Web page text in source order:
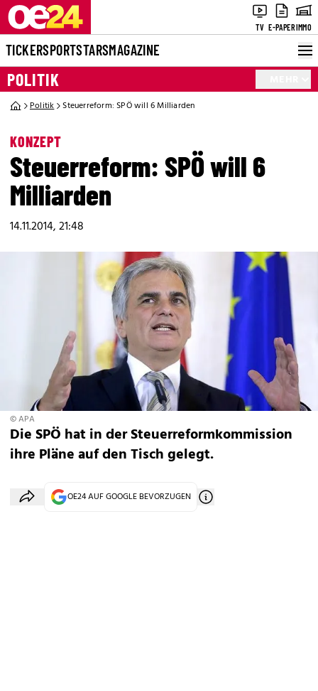
TV E-PAPERIMMO
TICKERSPORTSTARSMAGAZINE
POLITIK
Politik Steuerreform: SPÖ will 6 Milliarden
KONZEPT
Steuerreform: SPÖ will 6
Milliarden
14.11.2014, 21:48
© APA
Die SPÖ hat in der Steuerreformkommission
ihre Pläne auf den Tisch gelegt.
OE24 AUF GOOGLE BEVORZUGEN